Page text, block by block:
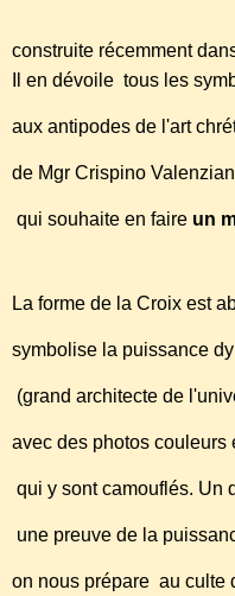
construite récemment
Il en dévoile tous les
aux antipodes de l'art
de Mgr Crispino
qui souhaite en faire un
La forme de la Croix est
symbolise la puissance
(grand architecte de
avec des photos
qui y sont camouflés. Un
une preuve de la
on nous prépare au culte